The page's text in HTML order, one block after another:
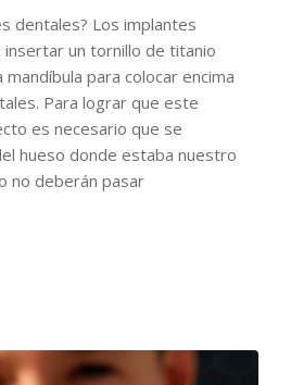
dentales? Los implantes
un tornillo de titanio
para colocar encima
Para lograr que este
es necesario que se
hueso donde estaba nuestro
no deberán pasar